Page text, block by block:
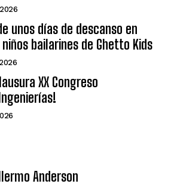
unos días de descanso en
bailarines de Ghetto Kids
XX Congreso
Anderson